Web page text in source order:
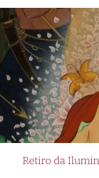
Retiro da